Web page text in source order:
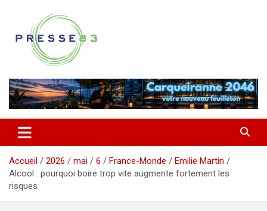
contenu
Presse 83
Accueil 2026 mai 6 France-Monde
Emilie Martin
Alcool : pourquoi boire trop vite augmente fortement les
risques